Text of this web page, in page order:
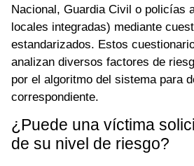
Nacional, Guardia Civil o policías
locales integradas) mediante
estandarizados. Estos
analizan diversos factores de
por el algoritmo del sistema para
correspondiente.
¿Puede una víctima
de su nivel de riesgo?